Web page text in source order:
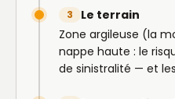
3
Le terrain
Zone argileuse (la
nappe haute : le
de sinistralité — et